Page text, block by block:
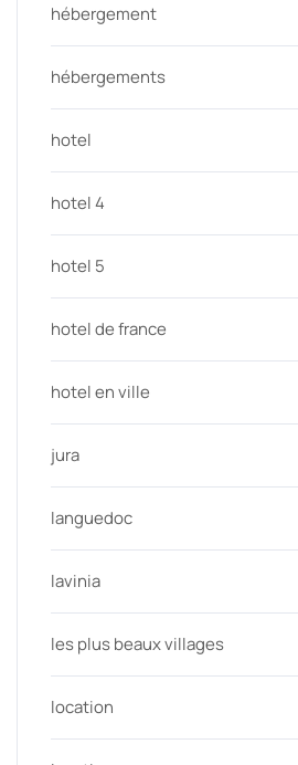
hébergement
hébergements
hotel
hotel 4
hotel 5
hotel de france
hotel en ville
jura
languedoc
lavinia
les plus beaux villages
location